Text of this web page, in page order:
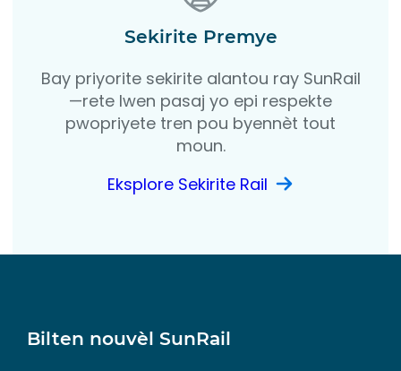
Sekirite Premye
Bay priyorite sekirite alantou ray SunRail
—rete lwen pasaj yo epi respekte
pwopriyete tren pou byennèt tout
moun.
Eksplore Sekirite Rail
Bilten nouvèl SunRail